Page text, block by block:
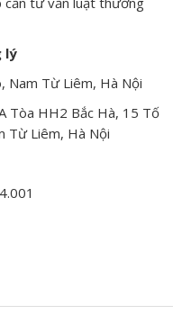
lý
Nam Từ Liêm, Hà Nội
Tòa HH2 Bắc Hà, 15 Tố
Từ Liêm, Hà Nội